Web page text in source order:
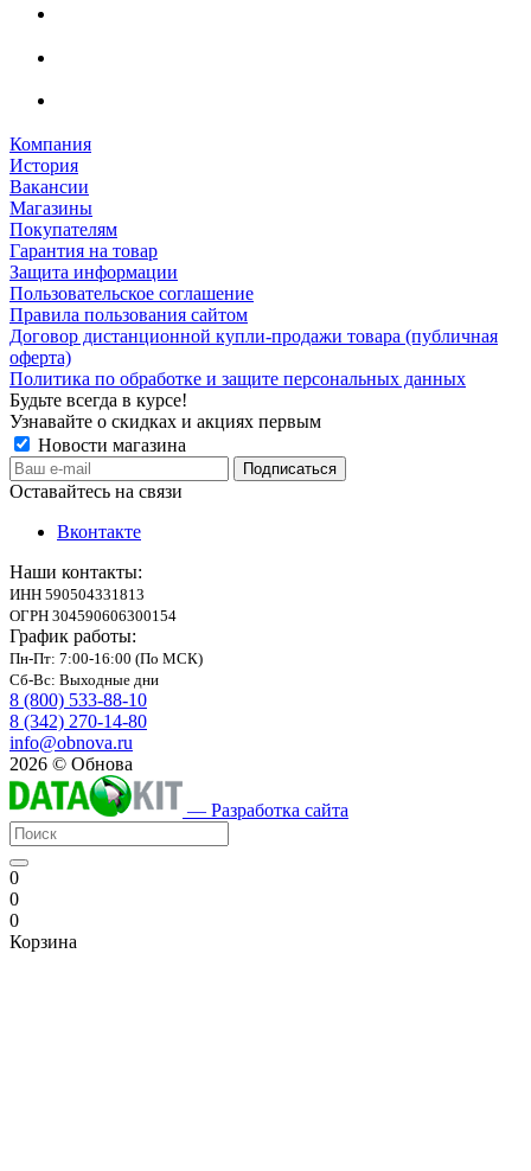
Компания
История
Вакансии
Магазины
Покупателям
Гарантия на товар
Защита информации
Пользовательское соглашение
Правила пользования сайтом
Договор дистанционной купли-продажи товара (публичная
оферта)
Политика по обработке и защите персональных данных
Будьте всегда в курсе!
Узнавайте о скидках и акциях первым
Новости магазина
Оставайтесь на связи
Вконтакте
Наши контакты:
ИНН 590504331813
ОГРН 304590606300154
График работы:
Пн-Пт: 7:00-16:00 (По МСК)
Сб-Вс: Выходные дни
8 (800) 533-88-10
8 (342) 270-14-80
info@obnova.ru
2026 © Обнова
— Разработка сайта
0
0
0
Корзина